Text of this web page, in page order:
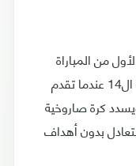
من المباراة
يوسف كندش هدف التقدم في الدقيقة ال14 عندما تقدم
كرة صاروخية
بدون أهداف